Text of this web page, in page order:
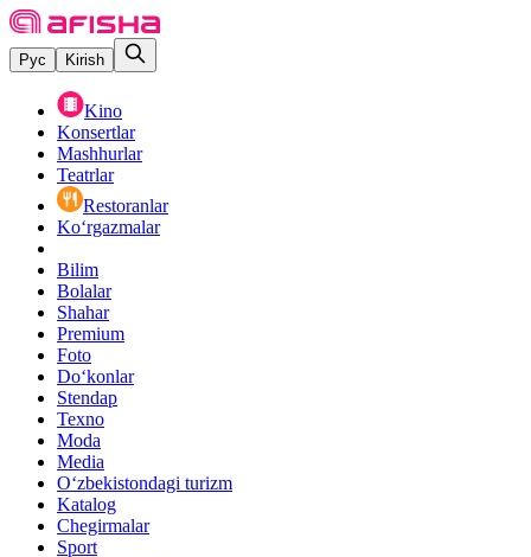
Рус Kirish
Kino
Konsertlar
Mashhurlar
Teatrlar
Restoranlar
Ko‘rgazmalar
Bilim
Bolalar
Shahar
Premium
Foto
Do‘konlar
Stendap
Texno
Moda
Media
O‘zbekistondagi turizm
Katalog
Chegirmalar
Sport